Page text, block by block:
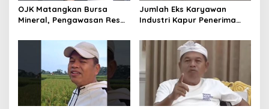
OJK Matangkan Bursa
Mineral, Pengawasan Resmi
Jumlah Eks Karyawan
Industri Kapur Penerima
Bertambah, KDM: Kita
Identifikasi